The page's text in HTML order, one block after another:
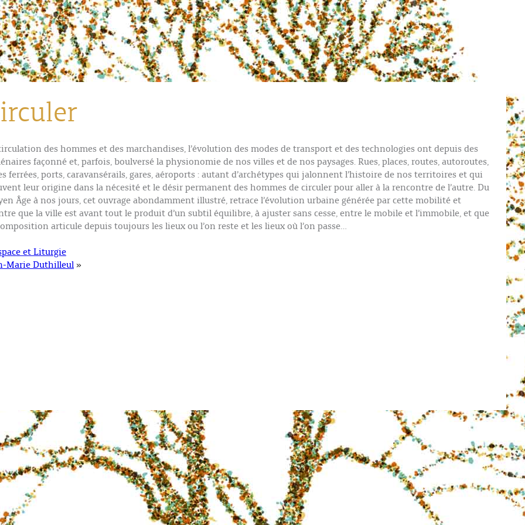
des hommes et des marchandises, l’évolution des modes de transport et des technologies ont depuis des
façonné et, parfois, boulversé la physionomie de nos villes et de nos paysages. Rues, places, routes, autoroutes,
ferrées, ports, caravansérails, gares, aéroports : autant d’archétypes qui jalonnent l’histoire de nos territoires et qui
leur origine dans la nécesité et le désir permanent des hommes de circuler pour aller à la rencontre de l’autre. Du
Âge à nos jours, cet ouvrage abondamment illustré, retrace l’évolution urbaine générée par cette mobilité et
que la ville est avant tout le produit d’un subtil équilibre, à ajuster sans cesse, entre le mobile et l’immobile, et que
articule depuis toujours les lieux ou l’on reste et les lieux où l’on passe…
et Liturgie
Marie Duthilleul »